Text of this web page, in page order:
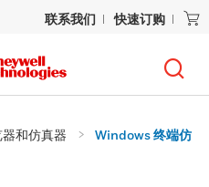
联系我们 快速订购
和仿真器
Windows 终端仿